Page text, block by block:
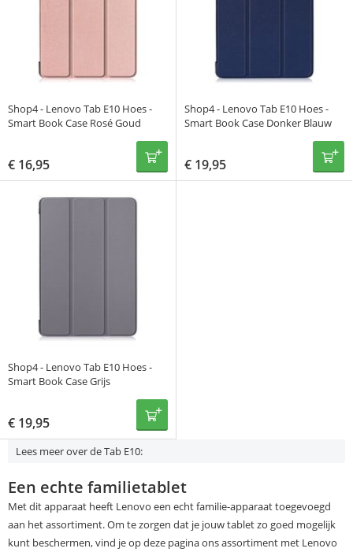
Shop4 - Lenovo Tab E10 Hoes -
Smart Book Case Rosé Goud
€ 16,95
Shop4 - Lenovo Tab E10 Hoes -
Smart Book Case Donker Blauw
€ 19,95
Shop4 - Lenovo Tab E10 Hoes -
Smart Book Case Grijs
€ 19,95
Lees meer over de Tab E10:
Een echte familietablet
Met dit apparaat heeft Lenovo een echt familie-apparaat toegevoegd
aan het assortiment. Om te zorgen dat je jouw tablet zo goed mogelijk
kunt beschermen, vind je op deze pagina ons assortiment met Lenovo